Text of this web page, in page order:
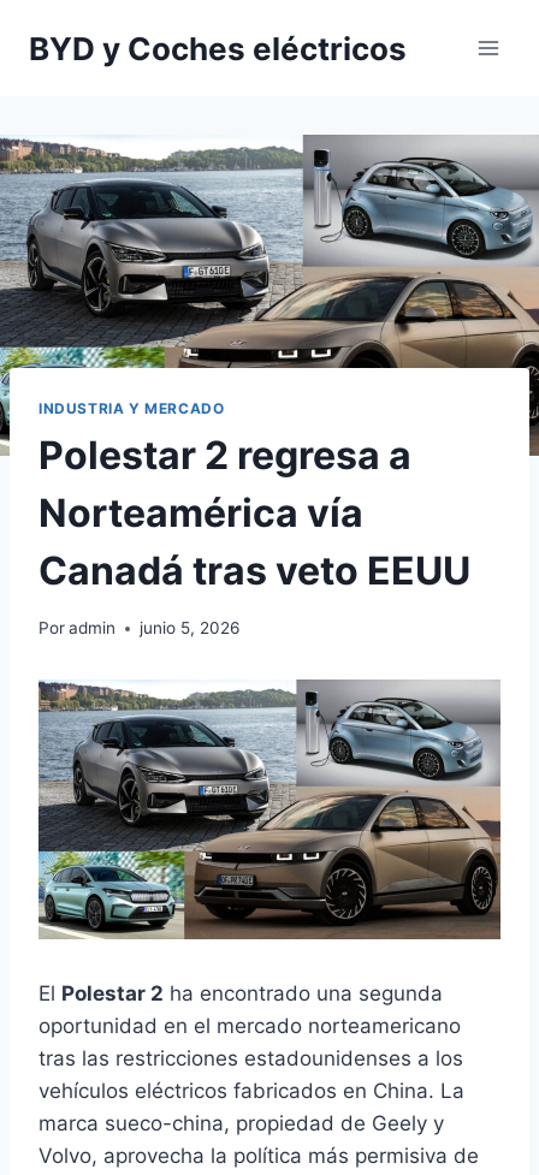
BYD y Coches eléctricos
INDUSTRIA Y MERCADO
Polestar 2 regresa a
Norteamérica vía
Canadá tras veto EEUU
Poradmin junio 5, 2026
El Polestar 2 ha encontrado una segunda
oportunidad en el mercado norteamericano
tras las restricciones estadounidenses a los
vehículos eléctricos fabricados en China. La
marca sueco-china, propiedad de Geely y
Volvo, aprovecha la política más permisiva de